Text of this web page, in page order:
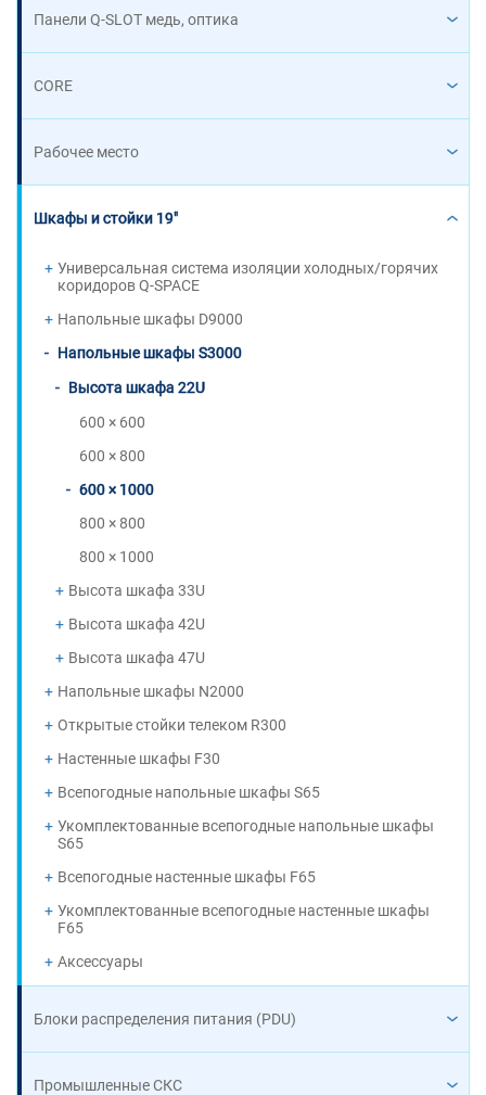
Панели Q-SLOT медь, оптика
CORE
Рабочее место
Шкафы и стойки 19"
Универсальная система изоляции холодных/горячих
коридоров Q-SPACE
Напольные шкафы D9000
Напольные шкафы S3000
Высота шкафа 22U
600 × 600
600 × 800
600 × 1000
800 × 800
800 × 1000
Высота шкафа 33U
Высота шкафа 42U
Высота шкафа 47U
Напольные шкафы N2000
Открытые стойки телеком R300
Настенные шкафы F30
Всепогодные напольные шкафы S65
Укомплектованные всепогодные напольные шкафы
S65
Всепогодные настенные шкафы F65
Укомплектованные всепогодные настенные шкафы
F65
Аксессуары
Блоки распределения питания (PDU)
Промышленные СКС